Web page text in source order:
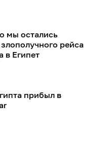
мы остались
рейса
в Египет
прибыл в